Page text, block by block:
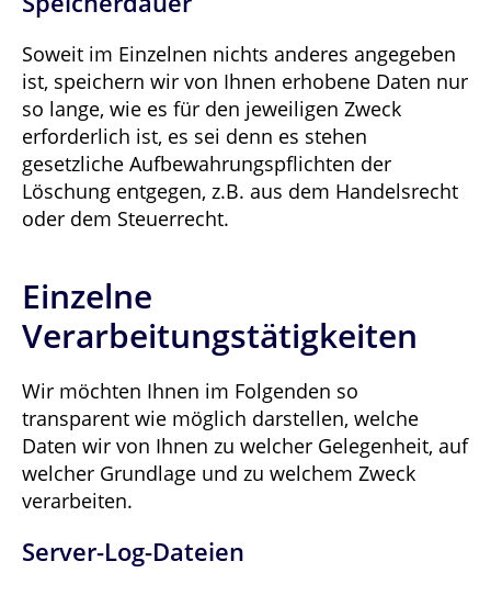
Soweit im Einzelnen nichts anderes angegeben
ist, speichern wir von Ihnen erhobene Daten nur
so lange, wie es für den jeweiligen Zweck
erforderlich ist, es sei denn es stehen
gesetzliche Aufbewahrungspflichten der
Löschung entgegen, z.B. aus dem Handelsrecht
oder dem Steuerrecht.
Einzelne
Verarbeitungstätigkeiten
Wir möchten Ihnen im Folgenden so
transparent wie möglich darstellen, welche
Daten wir von Ihnen zu welcher Gelegenheit, auf
welcher Grundlage und zu welchem Zweck
verarbeiten.
Server-Log-Dateien